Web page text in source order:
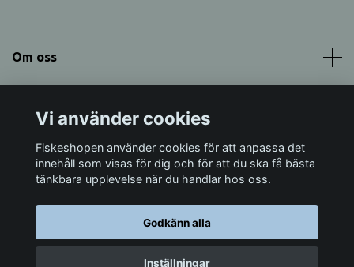
Om oss
Sociala medier
© 2026 Fiskeshopen Mörrum
Vi använder cookies
Fiskeshopen använder cookies för att anpassa det
innehåll som visas för dig och för att du ska få bästa
tänkbara upplevelse när du handlar hos oss.
Godkänn alla
Inställningar